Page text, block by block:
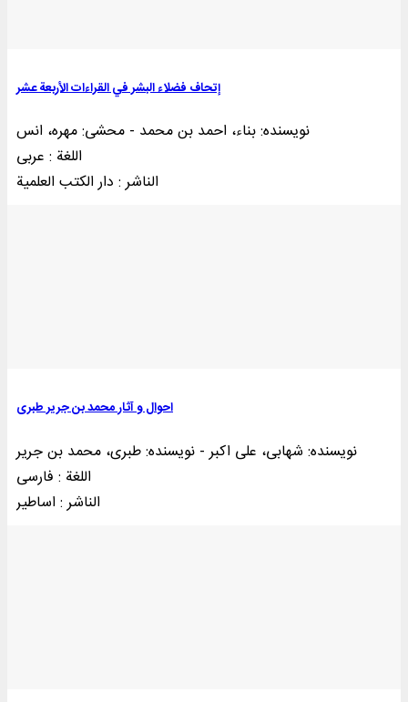
إتحاف فضلاء البشر في القراءات الأربعة عشر
نویسنده: بناء، احمد بن محمد - محشی: مهره، انس
اللغة : عربی
الناشر : دار الکتب العلمية
احوال و آثار محمد بن جریر طبری
نویسنده: شهابی، علی ‌اکبر - نویسنده: طبری، محمد بن جریر
اللغة : فارسی
الناشر : اساطير